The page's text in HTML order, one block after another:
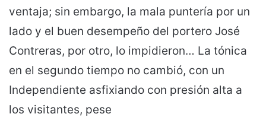
ventaja; sin embargo, la mala puntería por un
lado y el buen desempeño del portero José
Contreras, por otro, lo impidieron… La tónica
en el segundo tiempo no cambió, con un
Independiente asfixiando con presión alta a
los visitantes, pese